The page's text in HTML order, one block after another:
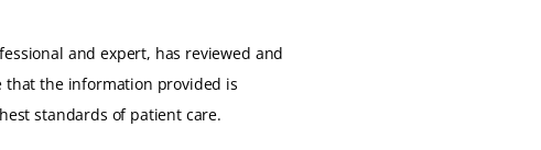
and expert, has reviewed and
that the information provided is
standards of patient care.